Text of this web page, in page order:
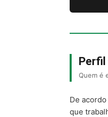
Perfil
Quem é
De
que